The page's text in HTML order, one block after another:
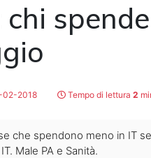
chi
02-2018 Tempo di lettura 2
che spendono meno in IT
Male PA e Sanità.